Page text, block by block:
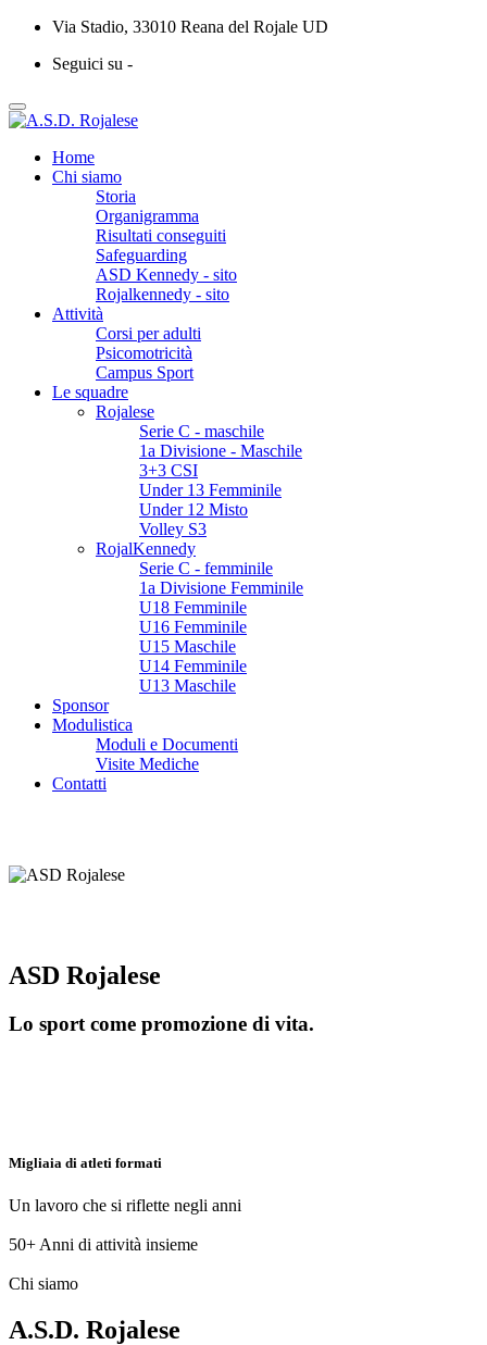
Via Stadio, 33010 Reana del Rojale UD
Seguici su -
Home
Chi siamo
Storia
Organigramma
Risultati conseguiti
Safeguarding
ASD Kennedy - sito
Rojalkennedy - sito
Attività
Corsi per adulti
Psicomotricità
Campus Sport
Le squadre
Rojalese
Serie C - maschile
1a Divisione - Maschile
3+3 CSI
Under 13 Femminile
Under 12 Misto
Volley S3
RojalKennedy
Serie C - femminile
1a Divisione Femminile
U18 Femminile
U16 Femminile
U15 Maschile
U14 Femminile
U13 Maschile
Sponsor
Modulistica
Moduli e Documenti
Visite Mediche
Contatti
ASD Rojalese
Lo sport come promozione di vita.
Migliaia di atleti formati
Un lavoro che si riflette negli anni
50+ Anni di attività insieme
Chi siamo
A.S.D. Rojalese